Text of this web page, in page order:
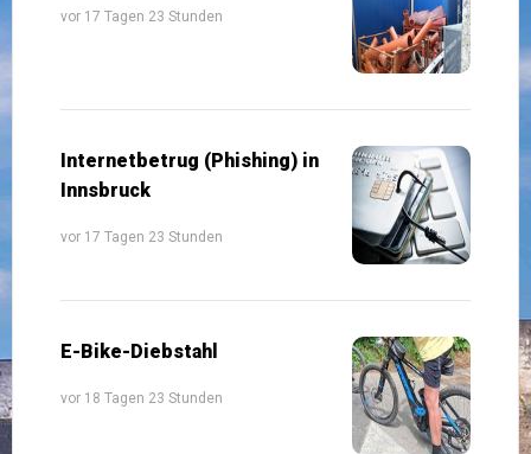
vor 17 Tagen 23 Stunden
Internetbetrug (Phishing) in
Innsbruck
vor 17 Tagen 23 Stunden
E-Bike-Diebstahl
vor 18 Tagen 23 Stunden